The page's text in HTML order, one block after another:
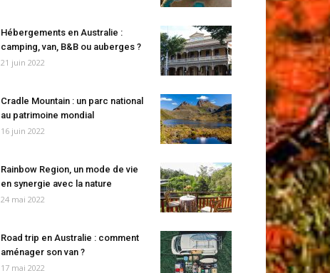
Hébergements en Australie :
camping, van, B&B ou auberges ?
21 juin 2022
Cradle Mountain : un parc national
au patrimoine mondial
16 juin 2022
Rainbow Region, un mode de vie
en synergie avec la nature
24 mai 2022
Road trip en Australie : comment
aménager son van ?
17 mai 2022